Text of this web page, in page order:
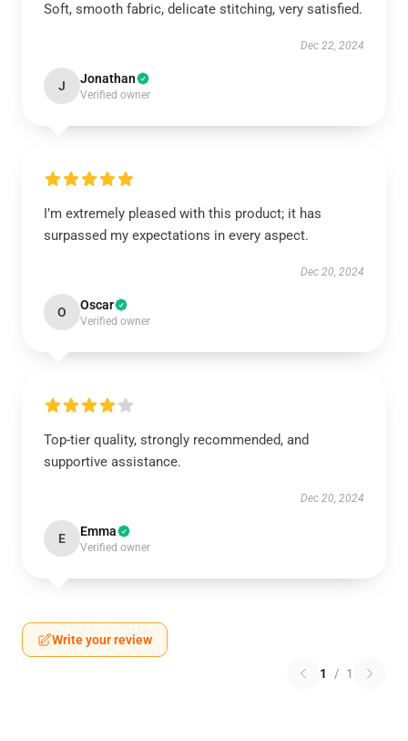
Soft, smooth fabric, delicate stitching, very satisfied.
Dec 22, 2024
J Jonathan
Verified owner
I’m extremely pleased with this product; it has
surpassed my expectations in every aspect.
Dec 20, 2024
O Oscar
Verified owner
Top-tier quality, strongly recommended, and
supportive assistance.
Dec 20, 2024
E Emma
Verified owner
Write your review
1 / 1